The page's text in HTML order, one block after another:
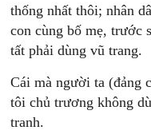
thống nhất thôi; nhân
con cùng bố mẹ, trước
tất phải dùng vũ trang.
Cái mà người ta (đảng
tôi chủ trương không
tranh.